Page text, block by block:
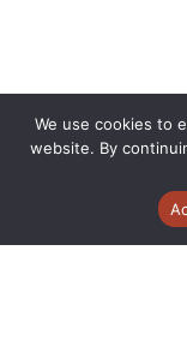
We use cookies to
website. By